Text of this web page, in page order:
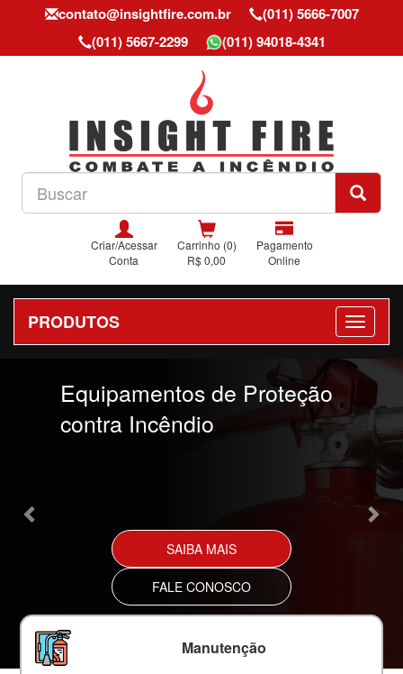
contato@insightfire.com.br
(011) 5666-7007
(011) 5667-2299
(011) 94018-4341
Criar/Acessar
Conta
Carrinho (0)
R$ 0,00
Pagamento
Online
PRODUTOS
Equipamentos de Proteção
contra Incêndio
SAIBA MAIS
FALE CONOSCO
Manutenção